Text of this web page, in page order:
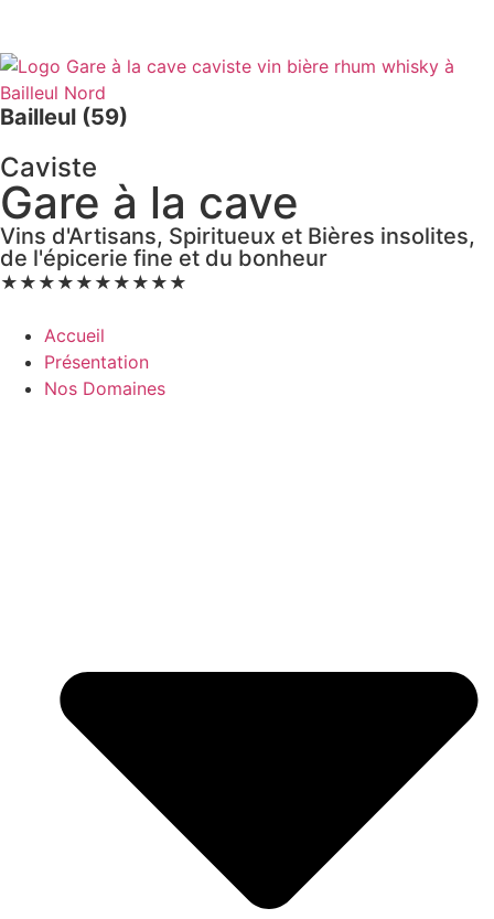
Bailleul (59)
Caviste
Gare à la cave
Vins d'Artisans, Spiritueux et Bières insolites,
de l'épicerie fine et du bonheur
★ ★ ★ ★ ★ ★ ★ ★ ★ ★
Accueil
Présentation
Nos Domaines